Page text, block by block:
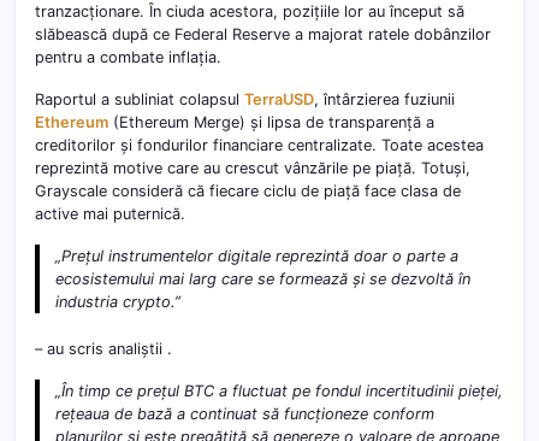
tranzacționare. În ciuda acestora, pozițiile lor au început să
slăbească după ce Federal Reserve a majorat ratele dobânzilor
pentru a combate inflația.
Raportul a subliniat colapsul TerraUSD, întârzierea fuziunii
Ethereum (Ethereum Merge) și lipsa de transparență a
creditorilor și fondurilor financiare centralizate. Toate acestea
reprezintă motive care au crescut vânzările pe piață. Totuși,
Grayscale consideră că fiecare ciclu de piață face clasa de
active mai puternică.
„Prețul instrumentelor digitale reprezintă doar o parte a
ecosistemului mai larg care se formează și se dezvoltă în
industria crypto.”
– au scris analiștii .
„În timp ce prețul BTC a fluctuat pe fondul incertitudinii pieței,
rețeaua de bază a continuat să funcționeze conform
planurilor și este pregătită să genereze o valoare de aproape